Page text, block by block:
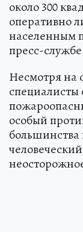
около 300
оперативно
населенным
пресс-службе
Несмотря на
особый
большинства